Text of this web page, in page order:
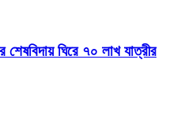
শেষবিদায় ঘিরে ৭০ লাখ যাত্রীর